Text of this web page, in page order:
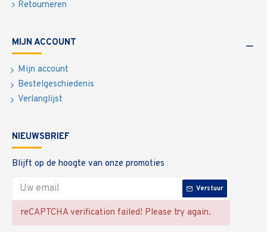
Retourneren
MIJN ACCOUNT
Mijn account
Bestelgeschiedenis
Verlanglijst
NIEUWSBRIEF
Blijft op de hoogte van onze promoties
Verstuur
reCAPTCHA verification failed! Please try again.